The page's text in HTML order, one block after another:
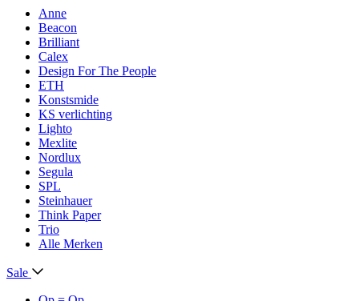
Anne
Beacon
Brilliant
Calex
Design For The People
ETH
Konstsmide
KS verlichting
Lighto
Mexlite
Nordlux
Segula
SPL
Steinhauer
Think Paper
Trio
Alle Merken
Sale